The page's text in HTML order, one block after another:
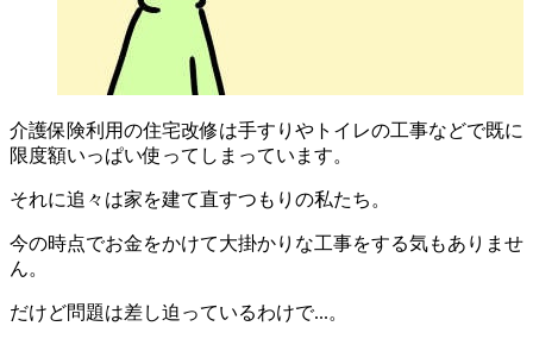
介護保険利用の住宅改修は手すりやトイレの工事などで既に
限度額いっぱい使ってしまっています。
それに追々は家を建て直すつもりの私たち。
今の時点でお金をかけて大掛かりな工事をする気もありませ
ん。
だけど問題は差し迫っているわけで...。